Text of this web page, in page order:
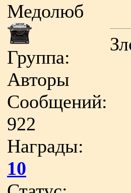
Медолюб
Группа:
Авторы
Сообщений:
922
Награды:
10